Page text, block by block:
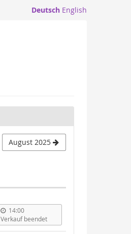
Deutsch English
August 2025
14:00
Verkauf beendet